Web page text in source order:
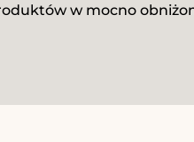
w mocno